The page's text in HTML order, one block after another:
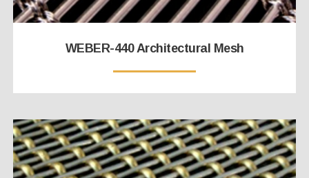
WEBER-440 Architectural Mesh